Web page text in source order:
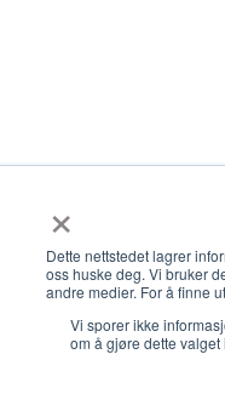
×
Dette nettstedet lagrer
oss huske deg. Vi bruker
andre medier. For å finne
Vi sporer ikke
om å gjøre dette valget